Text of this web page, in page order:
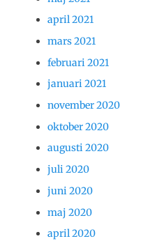
april 2021
mars 2021
februari 2021
januari 2021
november 2020
oktober 2020
augusti 2020
juli 2020
juni 2020
maj 2020
april 2020